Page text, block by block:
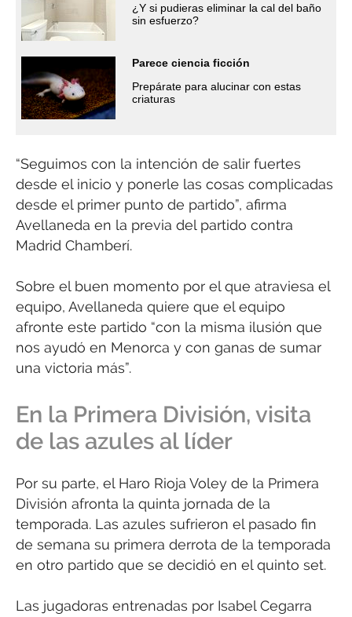
¿Y si pudieras eliminar la cal del baño
sin esfuerzo?
Parece ciencia ficción
Prepárate para alucinar con estas
criaturas
“Seguimos con la intención de salir fuertes
desde el inicio y ponerle las cosas complicadas
desde el primer punto de partido”, afirma
Avellaneda en la previa del partido contra
Madrid Chamberí.
Sobre el buen momento por el que atraviesa el
equipo, Avellaneda quiere que el equipo
afronte este partido “con la misma ilusión que
nos ayudó en Menorca y con ganas de sumar
una victoria más”.
En la Primera División, visita
de las azules al líder
Por su parte, el Haro Rioja Voley de la Primera
División afronta la quinta jornada de la
temporada. Las azules sufrieron el pasado fin
de semana su primera derrota de la temporada
en otro partido que se decidió en el quinto set.
Las jugadoras entrenadas por Isabel Cegarra